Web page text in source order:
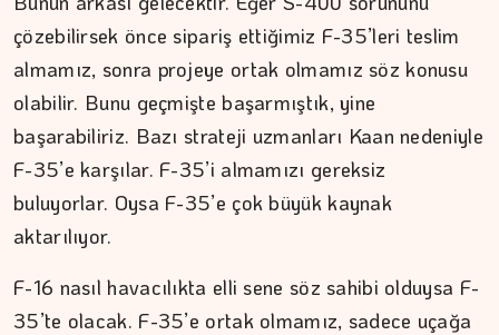
çözebilirsek önce sipariş ettiğimiz F-35’leri teslim
almamız, sonra projeye ortak olmamız söz konusu
olabilir. Bunu geçmişte başarmıştık, yine
başarabiliriz. Bazı strateji uzmanları Kaan nedeniyle
F-35’e karşılar. F-35’i almamızı gereksiz
buluyorlar. Oysa F-35’e çok büyük kaynak
aktarılıyor.
F-16 nasıl havacılıkta elli sene söz sahibi olduysa F-
35’te olacak. F-35’e ortak olmamız, sadece uçağa
Nefes, agni ve içsel denge